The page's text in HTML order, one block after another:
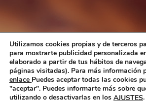
Utilizamos cookies propias y de terceros
para mostrarte publicidad personalizada
elaborado a partir de tus hábitos de
páginas visitadas). Para más información
enlace Puedes aceptar todas las cookies
"aceptar". Puedes informarte más sobre
utilizando o desactivarlas en los AJUSTES.